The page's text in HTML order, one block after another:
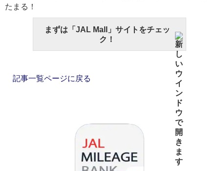
たまる！
まずは「JAL Mall」サイトをチェッ
ク！
記事一覧ページに戻る